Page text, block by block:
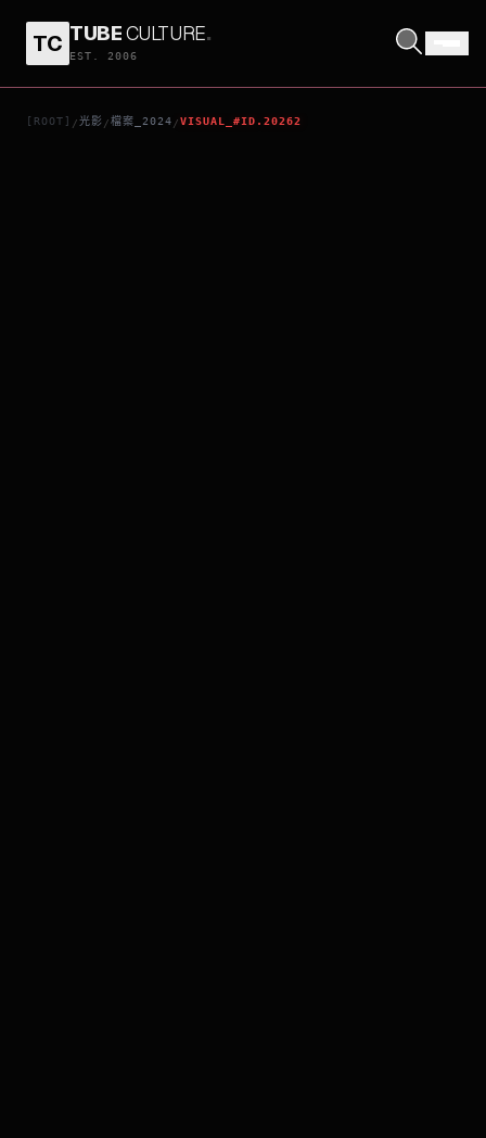
TC TUBECULTURE.
EST. 2006
[ROOT] /光影 /檔案_2024 /VISUAL_#ID.20262
馴鹿大冒險：超越北極光